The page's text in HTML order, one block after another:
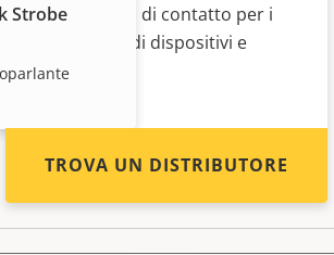
Strobe
informazioni di contatto per i
distributori di dispositivi e
sistemi Axis.
TROVA UN DISTRIBUTORE